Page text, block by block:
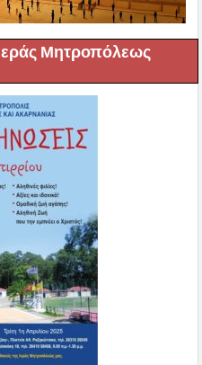
Μητροπόλεως